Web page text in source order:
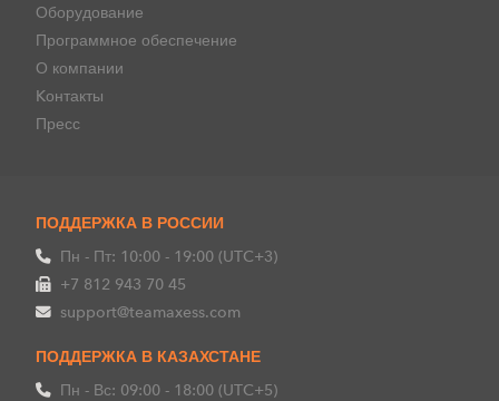
Оборудование
Программное обеспечение
О компании
Kонтакты
Пресс
ПОДДЕРЖКА В РОССИИ
Пн - Пт: 10:00 - 19:00 (UTC+3)
+7 812 943 70 45
support@teamaxess.com
ПОДДЕРЖКА В КАЗАХСТАНЕ
Пн - Вс: 09:00 - 18:00 (UTC+5)